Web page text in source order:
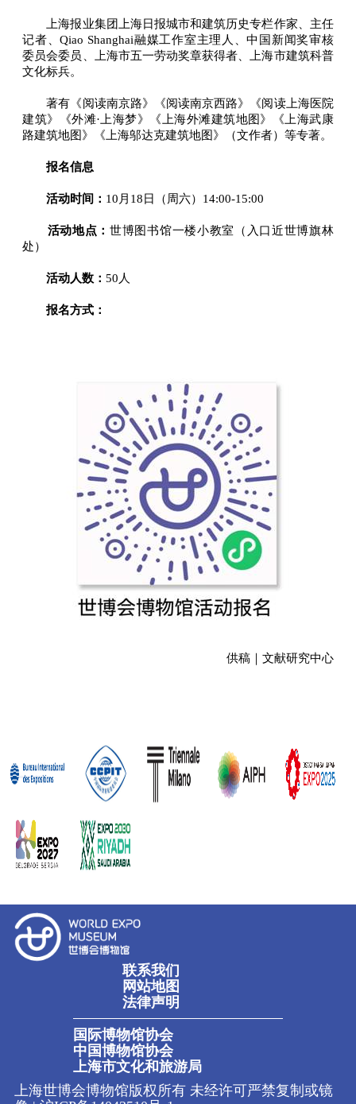
上海报业集团上海日报城市和建筑历史专栏作家、主任
记者、Qiao Shanghai融媒工作室主理人、中国新闻奖审核
委员会委员、上海市五一劳动奖章获得者、上海市建筑科普
文化标兵。
著有《阅读南京路》《阅读南京西路》《阅读上海医院
建筑》《外滩·上海梦》《上海外滩建筑地图》《上海武康
路建筑地图》《上海邬达克建筑地图》（文作者）等专著。
报名信息
活动时间： 10月18日（周六）14:00-15:00
活动地点：世博图书馆一楼小教室（入口近世博旗林
处）
活动人数：50人
报名方式：
供稿｜文献研究中心
联系我们
网站地图
法律声明
国际博物馆协会
中国博物馆协会
上海市文化和旅游局
上海世博会博物馆版权所有 未经许可严禁复制或镜